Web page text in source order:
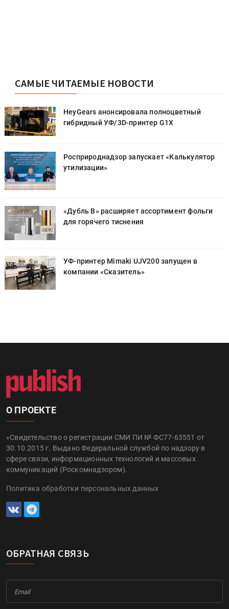
САМЫЕ ЧИТАЕМЫЕ НОВОСТИ
HeyGears анонсировала полноцветный
гибридный УФ/3D-принтер G1X
Росприроднадзор запускает «Калькулятор
утилизации»
«Дубль В» расширяет ассортимент фольги
для горячего тиснения
УФ-принтер Mimaki UJV200 запущен в
компании «Сказитель»
О ПРОЕКТЕ
«Свидетельство о регистрации СМИ ПИ № ФС77-63551 от
30.10.2015 г. Выдано Федеральной службой по надзору в
сфере связи, информационных технологий и массовых
коммуникаций (Роскомнадзором).
Политика обработки персональных данных
ОБРАТНАЯ СВЯЗЬ